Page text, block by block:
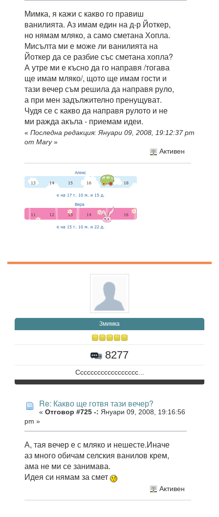
Мимка, я кажи с какво го правиш
ванилията. Аз имам един на д-р Йоткер,
но нямам мляко, а само сметана Хопла.
Мисълта ми е може ли ванилията на
Йоткер да се разбие със сметана хопла?
А утре ми е късно да го направя /тогава
ще имам мляко/, щото ще имам гости и
тази вечер съм решила да направя руло,
а при мен задължително пренущуват.
Чудя се с какво да направя рулото и не
ми ражда акъла - приемам идеи.
« Последна редакция: Януари 09, 2008, 19:12:37 pm
от Mary»
Активен
Змимка
8277
Сссссссссссссссссс...
Re: Какво ще готвя тази вечер?
« Отговор #725 -: Януари 09, 2008, 19:16:56
pm »
А, тая вечер е с мляко и нешесте.Иначе
аз много обичам селския ванилов крем,
ама не ми се занимава.
Идея си нямам за смет
Активен